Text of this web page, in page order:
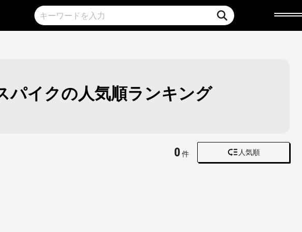
パイクの人気順ランキング
0 件 人気順